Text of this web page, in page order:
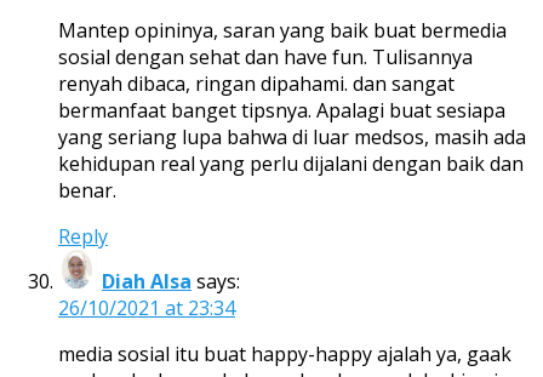
Mantep opininya, saran yang baik buat bermedia
sosial dengan sehat dan have fun. Tulisannya
renyah dibaca, ringan dipahami. dan sangat
bermanfaat banget tipsnya. Apalagi buat sesiapa
yang seriang lupa bahwa di luar medsos, masih ada
kehidupan real yang perlu dijalani dengan baik dan
benar.
Reply
Diah Alsa says:
26/10/2021 at 23:34
media sosial itu buat happy-happy ajalah ya, gaak